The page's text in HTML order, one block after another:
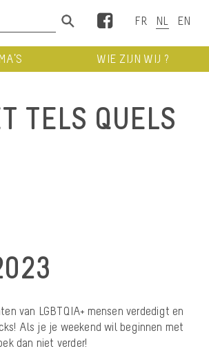
Facebook
WIE ZIJN WIJ ?
TELS QUELS
van LGBTQIA+ mensen verdedigt en
Als je je weekend wil beginnen met
dan niet verder!